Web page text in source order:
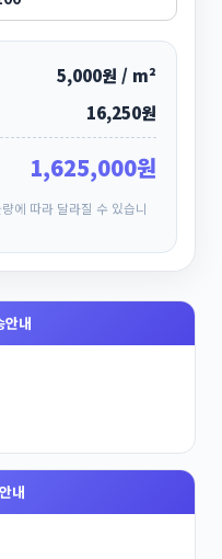
5,000원 / m²
16,250원
1,625,000원
에 따라 달라질 수 있습니
안내
내